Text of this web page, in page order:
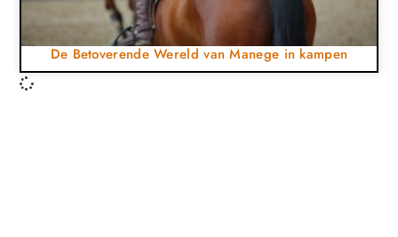
De Betoverende Wereld van Manege in kampen